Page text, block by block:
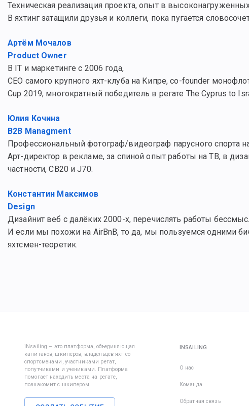
Техническая реализация проекта, опыт в
В яхтинг затащили друзья и коллеги, пока пугается
Артём Мочалов
Product Owner
В IT и маркетинге с 2006 года,
CEO самого крупного яхт-клуба на Кипре, co-founder
Cup 2019, многократный победитель в регате The Cyprus to
Юлия Кочина
B2B Managment
Профессиональный фотограф/видеограф парусного спорта
Арт-директор в рекламе, за спиной опыт работы на ТВ, в
частности, CB20 и J70.
Константин Максимов
Design
Дизайнит веб с далёких 2000-х, перечислять работы
И если мы похожи на AirBnB, то да, мы пользуемся одними
яхтсмен-теоретик.
iNsailing – это платформа, объединяющая
капитанов, шкиперов, владельцев яхт со
спортсменами, участниками регат,
попутчиками и учениками. Платформа
помогает находить места на регате,
познакомит с шкипером.
INSAILING
О нас
Команда
Обратная связь